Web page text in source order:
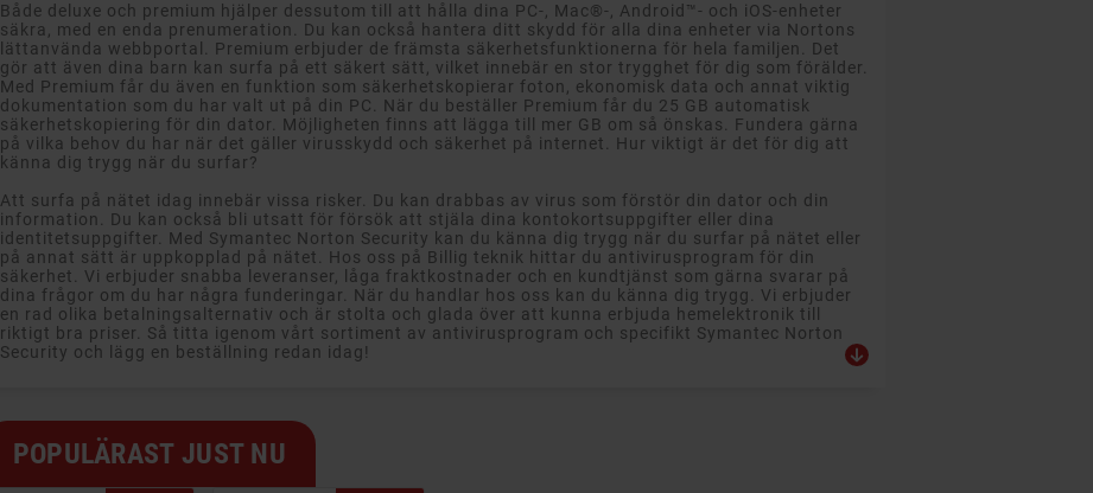
Både deluxe och premium hjälper dessutom till att hålla dina PC-, Mac®-, Android™- och iOS-enheter
säkra, med en enda prenumeration. Du kan också hantera ditt skydd för alla dina enheter via Nortons
lättanvända webbportal. Premium erbjuder de främsta säkerhetsfunktionerna för hela familjen. Det
gör att även dina barn kan surfa på ett säkert sätt, vilket innebär en stor trygghet för dig som förälder.
Med Premium får du även en funktion som säkerhetskopierar foton, ekonomisk data och annat viktig
dokumentation som du har valt ut på din PC. När du beställer Premium får du 25 GB automatisk
säkerhetskopiering för din dator. Möjligheten finns att lägga till mer GB om så önskas. Fundera gärna
på vilka behov du har när det gäller virusskydd och säkerhet på internet. Hur viktigt är det för dig att
känna dig trygg när du surfar?
Att surfa på nätet idag innebär vissa risker. Du kan drabbas av virus som förstör din dator och din
information. Du kan också bli utsatt för försök att stjäla dina kontokortsuppgifter eller dina
identitetsuppgifter. Med Symantec Norton Security kan du känna dig trygg när du surfar på nätet eller
på annat sätt är uppkopplad på nätet. Hos oss på Billig teknik hittar du antivirusprogram för din
säkerhet. Vi erbjuder snabba leveranser, låga fraktkostnader och en kundtjänst som gärna svarar på
dina frågor om du har några funderingar. När du handlar hos oss kan du känna dig trygg. Vi erbjuder
en rad olika betalningsalternativ och är stolta och glada över att kunna erbjuda hemelektronik till
riktigt bra priser. Så titta igenom vårt sortiment av antivirusprogram och specifikt Symantec Norton
Security och lägg en beställning redan idag!
POPULÄRAST JUST NU